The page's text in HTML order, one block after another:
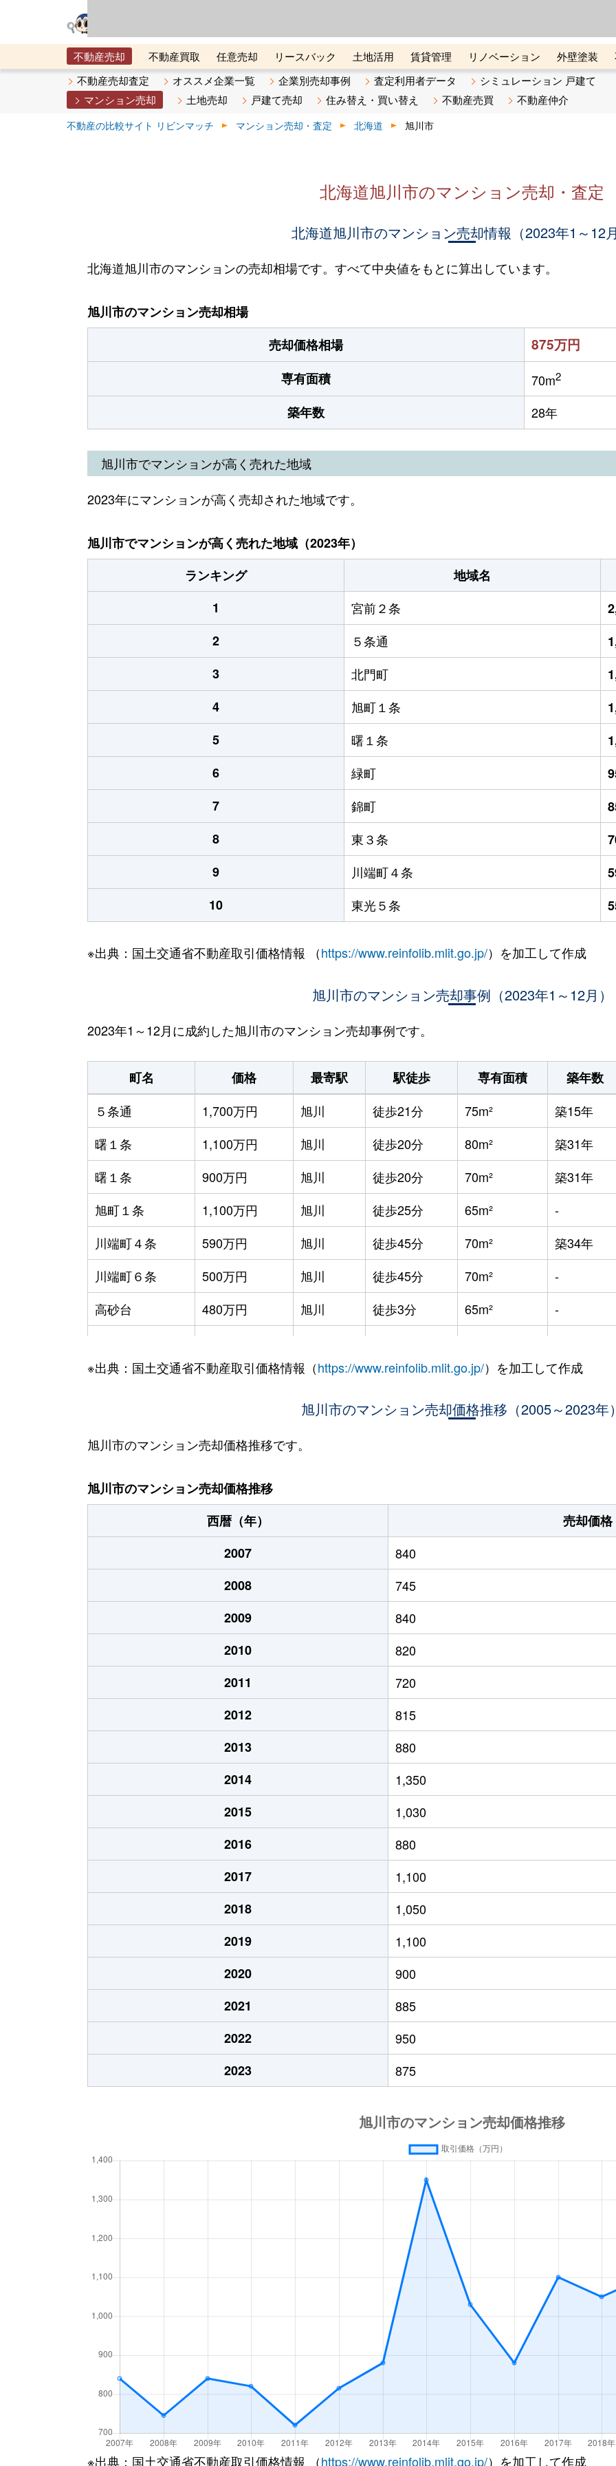
不動産売却 不動産買取 任意売却 リースバック 土地活用 賃貸管理 リノベーション 外壁塗装
メタ住宅展示場
ベスト不動産カンパニー オンライン講座 リビンマガジンBiz 不動産売却ご相談デスク
不動産売却査定 オススメ企業一覧 企業別売却事例 査定利用者データ
シミュレーション 戸建て
マンション売却
土地売却 戸建て売却 住み替え・買い替え 不動産売買 不動産仲介
不動産の比較サイト リビンマッチ マンション売却・査定 北海道 旭川市
北海道旭川市のマンション売却・査定
北海道旭川市のマンション売却情報（2023年1～12月
北海道旭川市のマンションの売却相場です。すべて中央値をもとに算出しています。
旭川市のマンション売却相場
売却価格相場
875万円
専有面積 70m2
築年数 28年
旭川市でマンションが高く売れた地域
2023年にマンションが高く売却された地域です。
旭川市でマンションが高く売れた地域（2023年）
ランキング
地域名
1
宮前２条
2
５条通
3
北門町
4
旭町１条
5
曙１条
6
緑町
7
錦町
8
東３条
9
川端町４条
10
東光５条
※出典：国土交通省不動産取引価格情報 （https://www.reinfolib.mlit.go.jp/）を加工して作成
旭川市のマンション売却事例（2023年1～12月）
2023年1～12月に成約した旭川市のマンション売却事例です。
町名 価格 最寄駅 駅徒歩 専有面積 築年数
５条通
1,700万円 旭川 徒歩21分 75m² 築15年
曙１条
1,100万円 旭川 徒歩20分 80m² 築31年
曙１条
900万円 旭川 徒歩20分 70m² 築31年
旭町１条
1,100万円 旭川 徒歩25分 65m² -
川端町４条
590万円 旭川 徒歩45分 70m² 築34年
川端町６条
500万円 旭川 徒歩45分 70m² -
高砂台
480万円 旭川 徒歩3分 65m² -
錦町
850万円 旭川 徒歩45分 85m² 築27年
旭川 徒歩45分 70m² 築31年
北門町
1,700万円
緑町
950万円 旭川 徒歩25分 80m² 築26年
宮下通
230万円 旭川 徒歩3分 20m² 築34年
宮下通
200万円 旭川 徒歩3分 20m² 築34年
宮下通
170万円 旭川 徒歩3分 20m² 築34年
宮前２条
2,500万円 旭川 徒歩3分 40m² 築1年
宮前２条
2,800万円 旭川 徒歩25分 45m² 築1年
※出典：国土交通省不動産取引価格情報（https://www.reinfolib.mlit.go.jp/）を加工して作成
旭川市のマンション売却価格推移（2005～2023年）
旭川市のマンション売却価格推移です。
旭川市のマンション売却価格推移
西暦（年）
売却価格
2007
840
2008
745
2009
840
2010
820
2011
720
2012
815
2013
880
2014
1,350
2015
1,030
2016
880
2017
1,100
2018
1,050
2019
1,100
2020
900
2021
885
2022
950
2023
875
※出典：国土交通省不動産取引価格情報 （https://www.reinfolib.mlit.go.jp/）を加工して作成